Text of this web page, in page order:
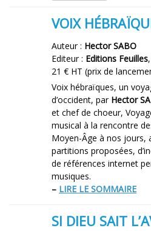
VOIX
Auteur : Hector SABO
Editeur : Editions Feuilles
21 € HT (prix de
Voix hébraïques, un
d’occident, par Hector
et chef de choeur,
musical à la rencontre
Moyen-Âge à nos jours,
partitions proposées,
de références internet
musiques.
– LIRE LE SOMMAIRE
SI DIEU SAIT